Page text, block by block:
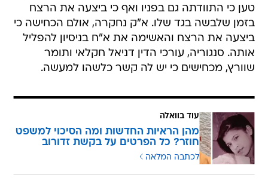
טען כי התוודתה גם בפניו ואף כי ביצעה את הרצח
בזמן שלבשה בגד שלו. א"ק נחקרה, אולם הכחישה כי
ביצעה את הרצח והאשימה את א"ח בניסיון להפליל
אותה. סנגוריה, עורכי הדין דניאל חקלאי ותומר
שוורץ, מכחישים כי יש לה קשר כלשהו למעשה.
עוד בוואלה
מהן הראיות החדשות ומה הסיכוי למשפט
חוזר? כל הפרטים על בקשת זדורוב
לכתבה המלאה